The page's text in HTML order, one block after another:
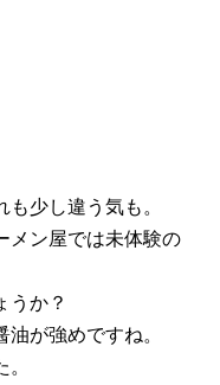
少し違う気も。
メン屋では未体験の
うか？
が強めですね。